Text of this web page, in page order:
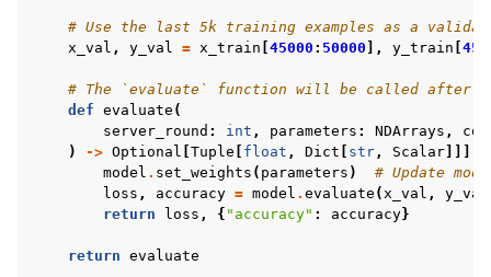
# Use the last 5k training examples as a
x_val , y_val = x_train 45000 : 50000 ], y_train
# The `evaluate` function will be called after
def evaluate (
server_round : int , parameters : NDArrays ,
)
-> Optional Tuple float , Dict str , Scalar
model . set_weights ( parameters )
# Update
loss , accuracy = model . evaluate ( x_val , y_val
return
loss , { "accuracy" : accuracy}
return evaluate